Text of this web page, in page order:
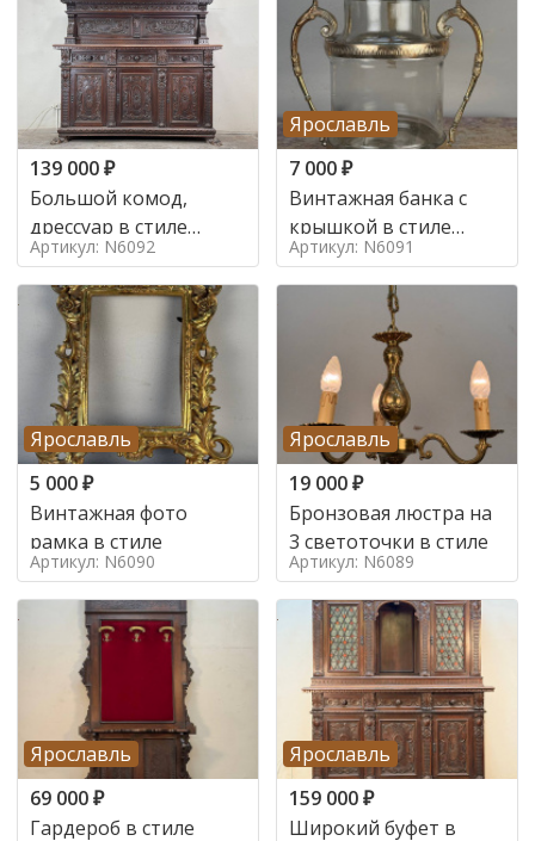
139 000₽
Большой комод,
дрессуар в стиле
ренессанс,
Артикул: N6092
Ярославль
7 000₽
Винтажная банка с
крышкой в стиле
Италия,
Артикул: N6091
Ярославль
5 000₽
Винтажная фото
рамка в стиле
Артикул: N6090
Ярославль
19 000₽
Бронзовая люстра на
3 светоточки в стиле
Артикул: N6089
Ярославль
69 000₽
Гардероб в стиле
Ярославль
159 000₽
Широкий буфет в